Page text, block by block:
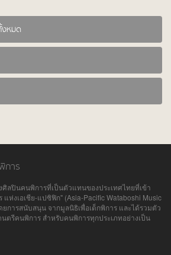
งหมด
การ
ลปินคนพิการที่เป็นตัวแทนของประเทศไทยที่เข้า
ห่งเอเชีย-แปซิฟิก" (Asia-Pacific Wataboshi Music
ยการสนับสนุน จากมูลนิธิเพื่อเด็กพิการ และได้รวมตัว
ตรีคนพิการ สำหรับคนพิการทุกประเภทอย่างเป็น